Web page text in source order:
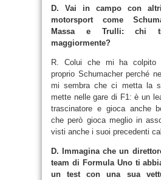
D. Vai in campo con
motorsport come
Massa e Trulli: chi
maggiormente?
R. Colui che mi ha colpito
proprio Schumacher perché
mi sembra che ci metta la
mette nelle gare di F1: è un
trascinatore e gioca anche
che però gioca meglio in
visti anche i suoi precedenti
D. Immagina che un
team di Formula Uno ti
un test con una sua